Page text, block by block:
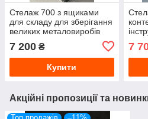
Стелаж 700 з ящиками
для складу для зберігання
великих металовиробів
Пласт бокс
7 200 ₴
Купити
7
Акційні пропозиції та